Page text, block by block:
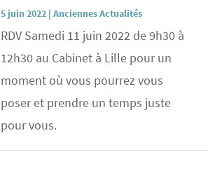
5 juin 2022| Anciennes Actualités
RDV Samedi 11 juin 2022 de 9h30 à
12h30 au Cabinet à Lille pour un
moment où vous pourrez vous
poser et prendre un temps juste
pour vous.